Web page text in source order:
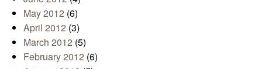
May 2012 (6)
April 2012 (3)
March 2012 (5)
February 2012 (6)